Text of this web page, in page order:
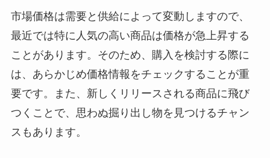
市場価格は需要と供給によって変動しますので、
最近では特に人気の高い商品は価格が急上昇する
ことがあります。そのため、購入を検討する際に
は、あらかじめ価格情報をチェックすることが重
要です。また、新しくリリースされる商品に飛び
つくことで、思わぬ掘り出し物を見つけるチャン
スもあります。